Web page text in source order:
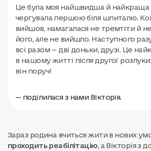
Це була моя найшвидша й найкраща
чергувала першою біля шпиталю.
вийшов, намагалася не тремтіти й
його, але не вийшло. Наступного
всі разом — дві доньки, друзі. Це
в нашому житті після другої
він поруч!
— поділилася з нами Вікторія.
Зараз родина вчиться жити в нових
проходить реабілітацію, а Вікторія з